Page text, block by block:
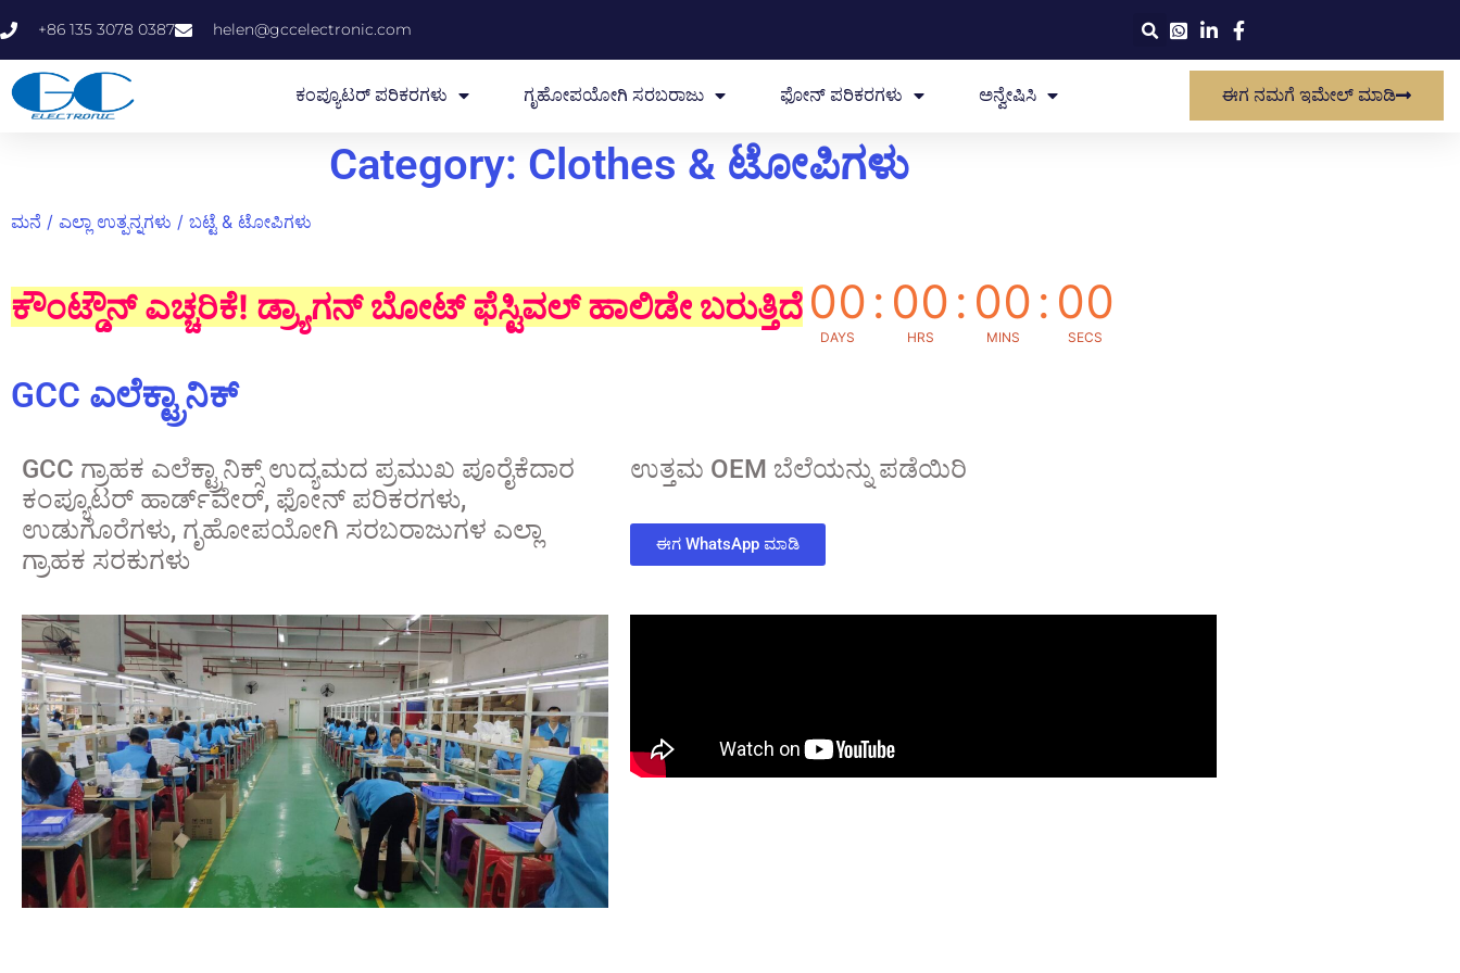
+86 135 3078 0387 helen@gccelectronic.com
ಕಂಪ್ಯೂಟರ್ ಪರಿಕರಗಳು ಗೃಹೋಪಯೋಗಿ ಸರಬರಾಜು ಫೋನ್ ಪರಿಕರಗಳು ಅನ್ವೇಷಿಸಿ ಈಗ ನಮಗೆ ಇಮೇಲ್ ಮಾಡಿ
Category: Clothes & ಟೋಪಿಗಳು
ಮನೆ / ಎಲ್ಲಾ ಉತ್ಪನ್ನಗಳು / ಬಟ್ಟೆ & ಟೋಪಿಗಳು
ಕೌಂಟ್ಡೌನ್ ಎಚ್ಚರಿಕೆ! ಡ್ರ್ಯಾಗನ್ ಬೋಟ್ ಫೆಸ್ಟಿವಲ್ ಹಾಲಿಡೇ ಬರುತ್ತಿದೆ 00
DAYS
: 00
HRS
: 00
MINS
: 00
SECS
GCC ಎಲೆಕ್ಟ್ರಾನಿಕ್
GCC ಗ್ರಾಹಕ ಎಲೆಕ್ಟ್ರಾನಿಕ್ಸ್ ಉದ್ಯಮದ ಪ್ರಮುಖ ಪೂರೈಕೆದಾರ
ಕಂಪ್ಯೂಟರ್ ಹಾರ್ಡ್‌ವೇರ್, ಫೋನ್ ಪರಿಕರಗಳು,
ಉಡುಗೊರೆಗಳು, ಗೃಹೋಪಯೋಗಿ ಸರಬರಾಜುಗಳ ಎಲ್ಲಾ
ಗ್ರಾಹಕ ಸರಕುಗಳು
ಉತ್ತಮ OEM ಬೆಲೆಯನ್ನು ಪಡೆಯಿರಿ
ಈಗ WhatsApp ಮಾಡಿ